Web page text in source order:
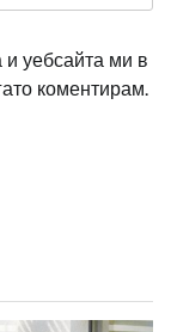
уебсайта ми в
коментирам.